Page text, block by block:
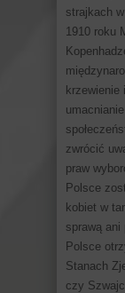
strajkach
1910 roku
krzewienie
zwrócić
praw
Polsce
kobiet w
sprawą
Polsce
Stanach
czy